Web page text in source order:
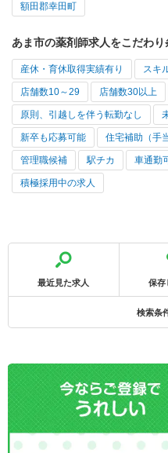
額田郡幸田町
あま市の薬剤師求人をこだわり
産休・育休取得実績有り スキ
店舗数10～29 店舗数30以上
原則、引越しを伴う転勤なし
新卒も応募可能 住宅補助（手
管理職候補 駅チカ 車通勤
積極採用中の求人
最近見た求人 保存
検索条